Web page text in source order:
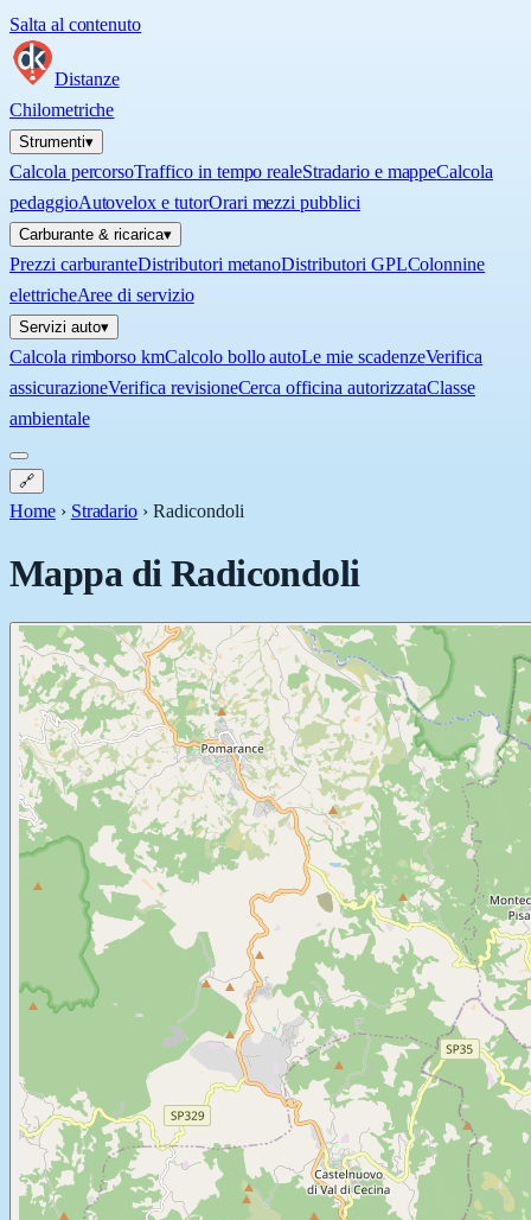
Salta al contenuto
Distanze
Chilometriche
Strumenti▾
Calcola percorsoTraffico in tempo realeStradario e mappeCalcola
pedaggioAutovelox e tutorOrari mezzi pubblici
Carburante & ricarica▾
Prezzi carburanteDistributori metanoDistributori GPLColonnine
elettricheAree di servizio
Servizi auto▾
Calcola rimborso kmCalcolo bollo autoLe mie scadenzeVerifica
assicurazioneVerifica revisioneCerca officina autorizzataClasse
ambientale
🔗
Home › Stradario ›Radicondoli
Mappa diRadicondoli